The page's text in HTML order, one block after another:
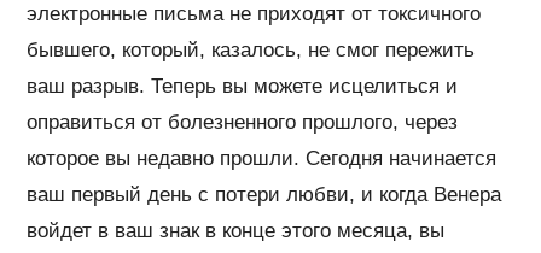
электронные письма не приходят от токсичного
бывшего, который, казалось, не смог пережить
ваш разрыв. Теперь вы можете исцелиться и
оправиться от болезненного прошлого, через
которое вы недавно прошли. Сегодня начинается
ваш первый день с потери любви, и когда Венера
войдет в ваш знак в конце этого месяца, вы